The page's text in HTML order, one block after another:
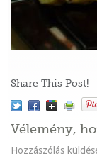
Share This Post!
Vélemény,
Hozzászólás